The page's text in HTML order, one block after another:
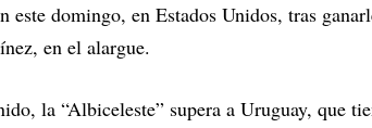
este domingo, en Estados Unidos, tras
en el alargue.
la “Albiceleste” supera a Uruguay, que